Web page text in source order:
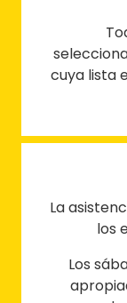
cuya lista
La
los
Los